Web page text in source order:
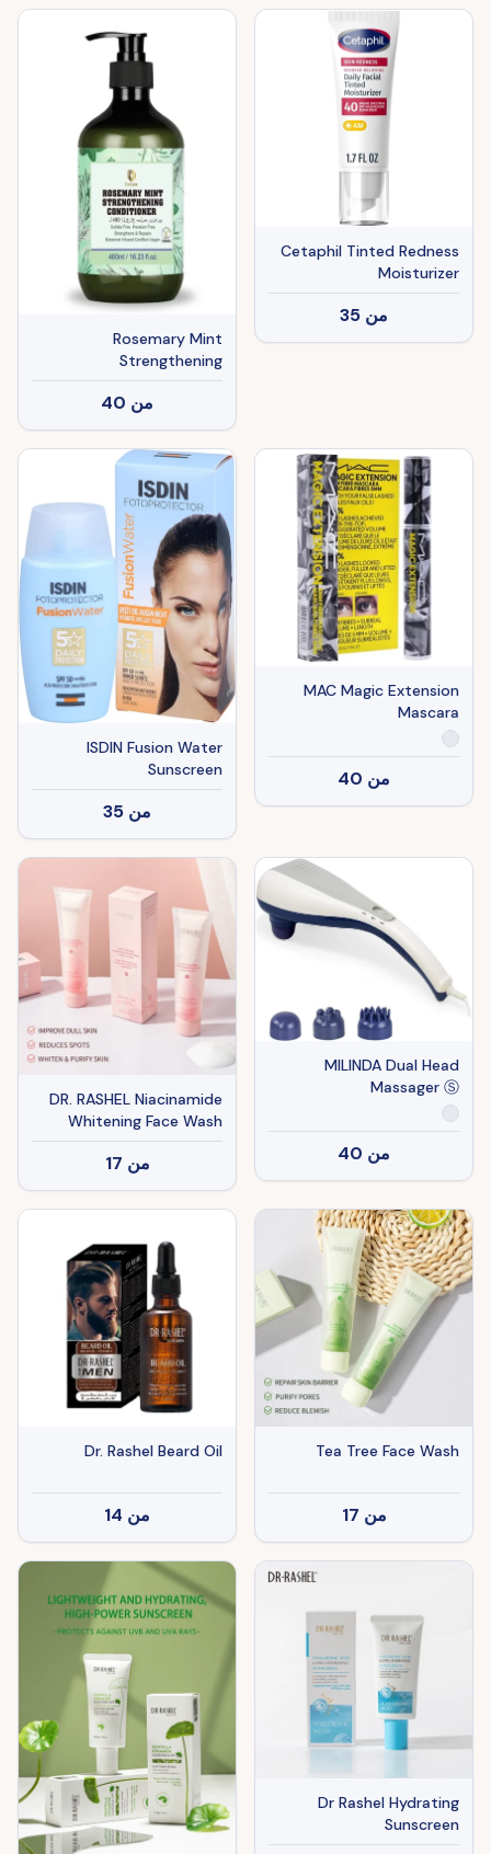
Cetaphil Tinted Redness
Moisturizer
من 35
Rosemary Mint
Strengthening
Conditioner
من 40
MAC Magic Extension
Mascara
من 40
ISDIN Fusion Water
Sunscreen
من 35
MILINDA Dual Head
Massager Ⓢ
من 40
DR. RASHEL Niacinamide
Whitening Face Wash
من 17
Tea Tree Face Wash
من 17
Dr. Rashel Beard Oil
من 14
Dr Rashel Hydrating
Sunscreen